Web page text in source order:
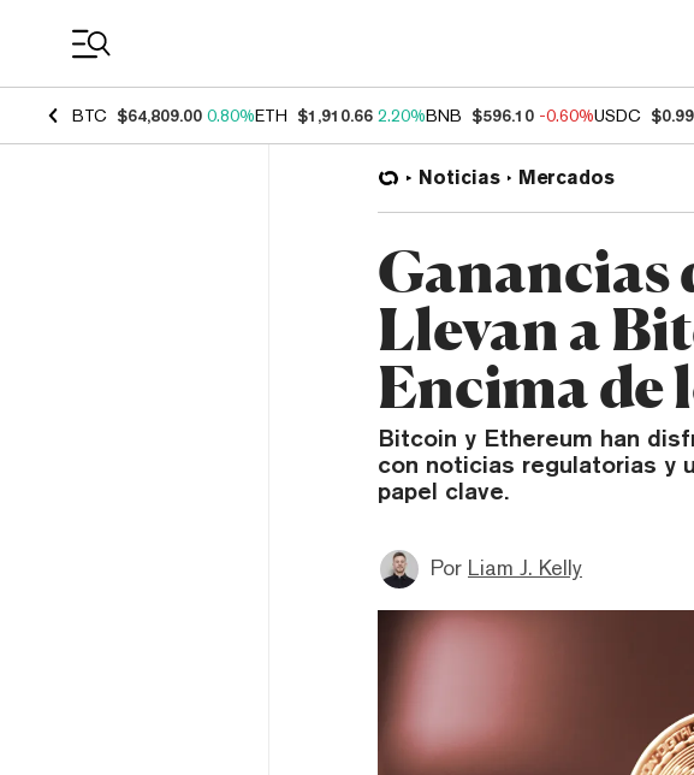
BTC $64,809.00 0.80%ETH $1,910.66 2.20%BNB $596.10 -0.60%USDC
Noticias Mercados
Ganancias
Llevan a
Encima de
Bitcoin y Ethereum han
con noticias regulatorias y
papel clave.
Por Liam J. Kelly